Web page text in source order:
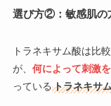
選び方②：敏感肌の
トラネキサム酸は比
が、 何によって刺激
っている トラネキサ